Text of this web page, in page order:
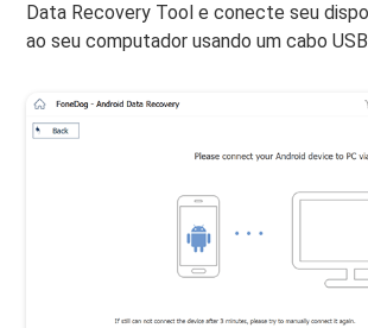
Data Recovery Tool e conecte seu
ao seu computador usando um cabo